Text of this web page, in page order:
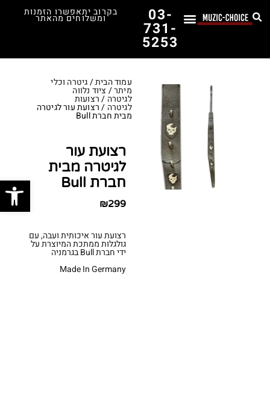
03-
731-
5253
בקרוב יתאפשרו הזמנות
ומשלוחים מהאתר
עמוד הבית/גיטרה וכלי
מיתר/ ציוד נלווה
לגיטרה /רצועות
לגיטרה / רצועת עור לגיטרה
מבית חברת Bull
רצועת עור
לגיטרה מבית
חברת Bull
₪299
רצועת עור איכותית ועבה, עם
גולגלות ממתכת המיוצרת על
ידי חברת Bull בגרמניה
Made In Germany
פתח